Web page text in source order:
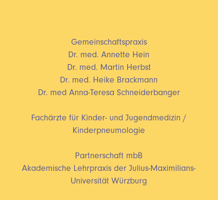
Gemeinschaftspraxis
Dr. med. Annette Hein
Dr. med. Martin Herbst
Dr. med. Heike Brackmann
Dr. med Anna-Teresa Schneiderbanger
Fachärzte für Kinder- und Jugendmedizin /
Kinderpneumologie
Partnerschaft mbB
Akademische Lehrpraxis der Julius-Maximilians-
Universität Würzburg